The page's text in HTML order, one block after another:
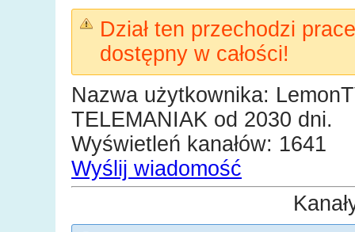
Dział ten przechodzi
dostępny w całości!
Nazwa użytkownika:
TELEMANIAK od 2030 dni.
Wyświetleń kanałów: 1641
Wyślij wiadomość